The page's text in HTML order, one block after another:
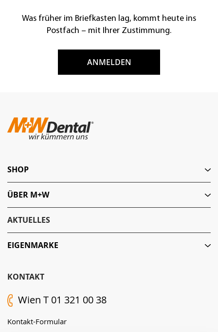
Was früher im Briefkasten lag, kommt heute ins
Postfach – mit Ihrer Zustimmung.
ANMELDEN
KONTAKT
Wien T 01 321 00 38
Kontakt-Formular
SHOP
ÜBER M+W
AKTUELLES
EIGENMARKE